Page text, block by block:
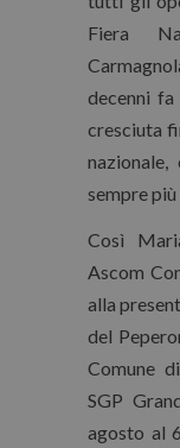
Fiera
decenni fa
cresciuta
sempre
Così
Ascom
alla
del
Comune
SGP
agosto al